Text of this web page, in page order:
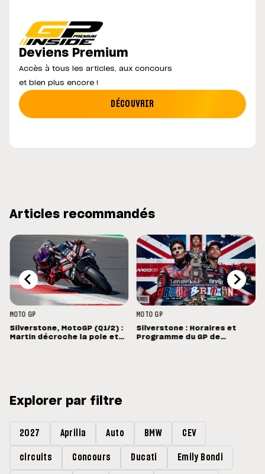
Deviens Premium
Accès à tous les articles, aux concours
et bien plus encore !
DÉCOUVRIR
Articles recommandés
MOTO GP
Silverstone, MotoGP (Q1/2) :
Martin décroche la pole et
MOTO GP
Silverstone : Horaires et
Programme du GP de
Explorer par filtre
2027 Aprilia Auto BMW CEV
circuits Concours Ducati Emily Bondi